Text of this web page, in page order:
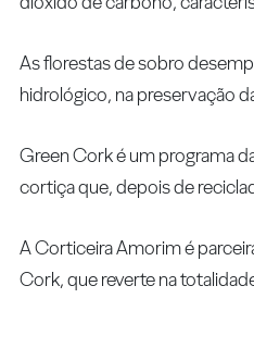
As florestas de sobro
hidrológico, na preservação
Green Cork é um programa
cortiça que, depois de
A Corticeira Amorim é
Cork, que reverte na